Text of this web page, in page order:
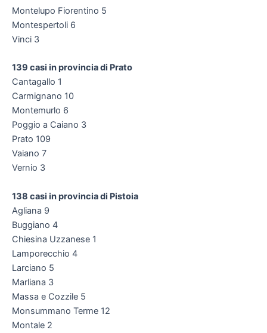
Montelupo Fiorentino 5
Montespertoli 6
Vinci 3
139 casi in provincia di Prato
Cantagallo 1
Carmignano 10
Montemurlo 6
Poggio a Caiano 3
Prato 109
Vaiano 7
Vernio 3
138 casi in provincia di Pistoia
Agliana 9
Buggiano 4
Chiesina Uzzanese 1
Lamporecchio 4
Larciano 5
Marliana 3
Massa e Cozzile 5
Monsummano Terme 12
Montale 2